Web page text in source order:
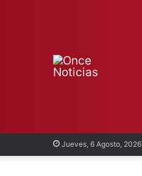
Jueves, 6 Agosto, 2026